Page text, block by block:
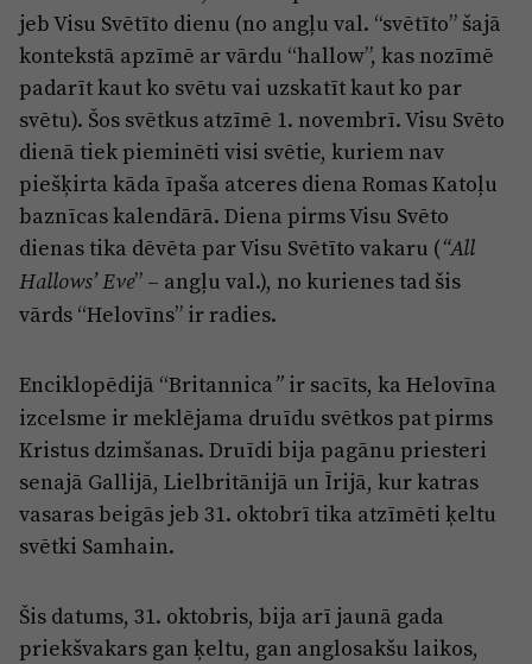
Jūrmala
Par laikrakstu
Privātuma politika
Lietošanas noteikumi
Pārredzamības paziņojumi
Sludinājumi
jeb Visu Svētīto dienu (no angļu val. “svētīto” šajā
kontekstā apzīmē ar vārdu “hallow”, kas nozīmē
padarīt kaut ko svētu vai uzskatīt kaut ko par
svētu). Šos svētkus atzīmē 1. novembrī. Visu Svēto
dienā tiek pieminēti visi svētie, kuriem nav
piešķirta kāda īpaša atceres diena Romas Katoļu
baznīcas kalendārā. Diena pirms Visu Svēto
dienas tika dēvēta par Visu Svētīto vakaru (“All
Hallows’ Eve” – angļu val.), no kurienes tad šis
vārds “Helovīns” ir radies.
Enciklopēdijā “Britannica” ir sacīts, ka Helovīna
izcelsme ir meklējama druīdu svētkos pat pirms
Kristus dzimšanas. Druīdi bija pagānu priesteri
senajā Gallijā, Lielbritānijā un Īrijā, kur katras
vasaras beigās jeb 31. oktobrī tika atzīmēti ķeltu
svētki Samhain.
Šis datums, 31. oktobris, bija arī jaunā gada
priekšvakars gan ķeltu, gan anglosakšu laikos,